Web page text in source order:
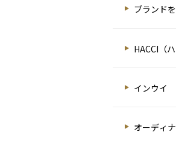
ブランド
HACCI（ハ
インウイ
オーディ